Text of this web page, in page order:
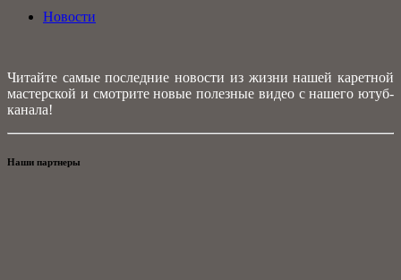
Новости
Читайте самые последние новости из жизни нашей каретной
мастерской и смотрите новые полезные видео с нашего ютуб-
канала!
Наши партнеры